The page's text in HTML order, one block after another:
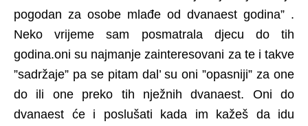
pogodan za osobe mlađe od dvanaest godina” .
Neko vrijeme sam posmatrala djecu do tih
godina.oni su najmanje zainteresovani za te i takve
”sadržaje” pa se pitam dal’ su oni ”opasniji” za one
do ili one preko tih nježnih dvanaest. Oni do
dvanaest će i poslušati kada im kažeš da idu